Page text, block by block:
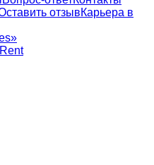
отзывКарьера в